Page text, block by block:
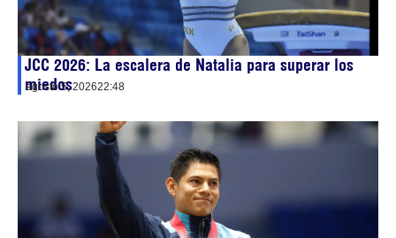
JCC 2026: La escalera de Natalia para superar los
miedos
agosto 5, 202622:48